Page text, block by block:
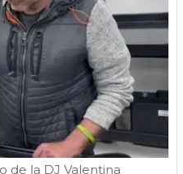
de la DJ Valentina